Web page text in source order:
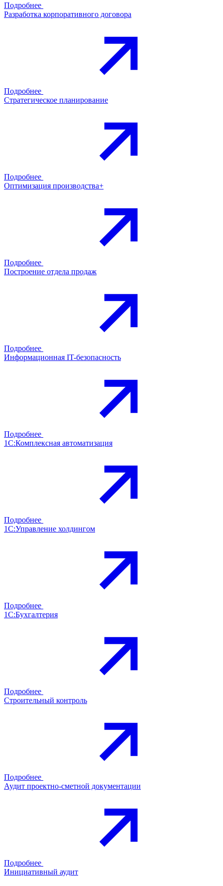
Подробнее
Разработка корпоративного договора
Подробнее
Стратегическое планирование
Подробнее
Оптимизация производства+
Подробнее
Построение отдела продаж
Подробнее
Информационная IT-безопасность
Подробнее
1С:Комплексная автоматизация
Подробнее
1С:Управление холдингом
Подробнее
1С:Бухгалтерия
Подробнее
Строительный контроль
Подробнее
Аудит проектно-сметной документации
Подробнее
Инициативный аудит